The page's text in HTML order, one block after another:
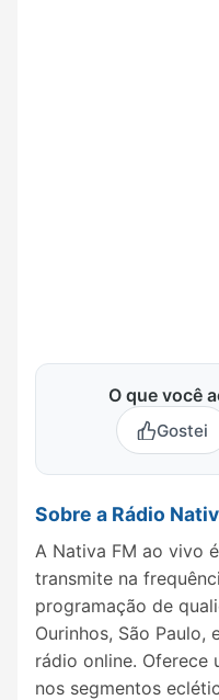
O que você
Gostei
Sobre a Rádio
A Nativa FM ao vivo
transmite na
programação de
Ourinhos, São
rádio online. Oferece
nos segmentos